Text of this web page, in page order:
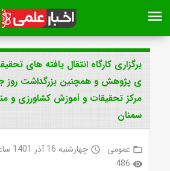
menu
برگزاری کارگاه انتقال یافته های
ی پژوهش و همچنین بزرگداشت روز
مرکز تحقیقات و آموزش کشاورزی و
سمنان
folder_open عمومی access_time چهارشنبه 16 آذر 1401 ساعت 10:46
visibility
486